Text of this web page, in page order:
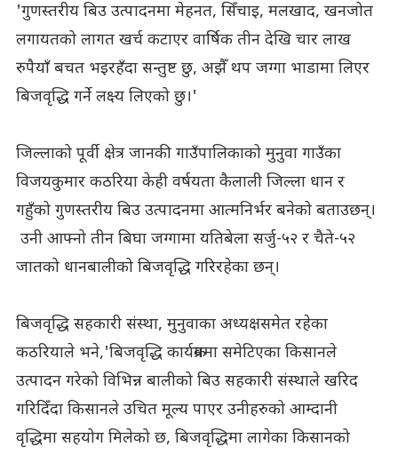
'गुणस्तरीय बिउ उत्पादनमा मेहनत, सिँचाइ, मलखाद, खनजोत
लगायतको लागत खर्च कटाएर वार्षिक तीन देखि चार लाख
रुपैयाँ बचत भइरहँदा सन्तुष्ट छु, अझैँ थप जग्गा भाडामा लिएर
बिजवृद्धि गर्ने लक्ष्य लिएको छु।'
जिल्लाको पूर्वी क्षेत्र जानकी गाउँपालिकाको मुनुवा गाउँका
विजयकुमार कठरिया केही वर्षयता कैलाली जिल्ला धान र
गहुँको गुणस्तरीय बिउ उत्पादनमा आत्मनिर्भर बनेको बताउछन्।
उनी आफ्नो तीन बिघा जग्गामा यतिबेला सर्जु-५२ र चैते-५२
जातको धानबालीको बिजवृद्धि गरिरहेका छन्।
बिजवृद्धि सहकारी संस्था, मुनुवाका अध्यक्षसमेत रहेका
कठरियाले भने,'बिजवृद्धि कार्यक्रममा समेटिएका किसानले
उत्पादन गरेको विभिन्न बालीको बिउ सहकारी संस्थाले खरिद
गरिदिँदा किसानले उचित मूल्य पाएर उनीहरुको आम्दानी
वृद्धिमा सहयोग मिलेको छ, बिजवृद्धिमा लागेका किसानको